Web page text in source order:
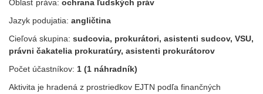
Oblasť práva: ochrana ľudských práv
Jazyk podujatia: angličtina
Cieľová skupina: sudcovia, prokurátori, asistenti sudcov, VSU,
právni čakatelia prokuratúry, asistenti prokurátorov
Počet účastníkov: 1 (1 náhradník)
Aktivita je hradená z prostriedkov EJTN podľa finančných